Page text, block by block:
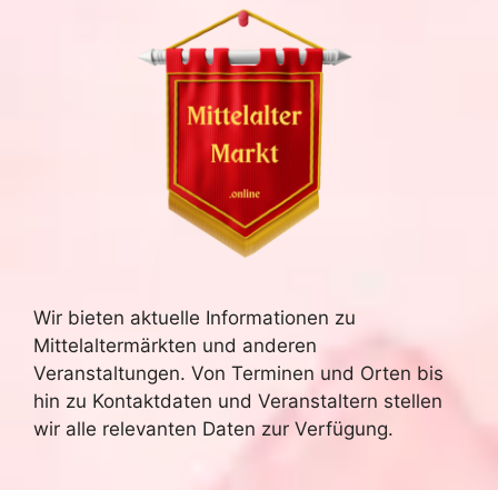
Wir bieten aktuelle Informationen zu
Mittelaltermärkten und anderen
Veranstaltungen. Von Terminen und Orten bis
hin zu Kontaktdaten und Veranstaltern stellen
wir alle relevanten Daten zur Verfügung.